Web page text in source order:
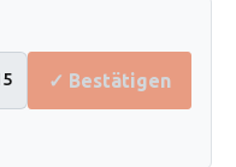
✓ Bestätigen